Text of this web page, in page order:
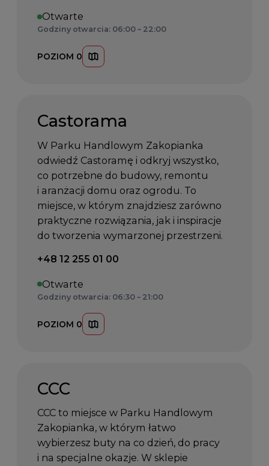
Otwarte
Godziny otwarcia: 06:00 – 22:00
POZIOM 0
Castorama
W Parku Handlowym Zakopianka
odwiedź Castoramę i odkryj wszystko,
co potrzebne do budowy, remontu
i aranżacji domu oraz ogrodu. To
miejsce, w którym znajdziesz zarówno
praktyczne rozwiązania, jak i inspiracje
do tworzenia wymarzonej przestrzeni.
Telefon kontaktowy:
+48 12 255 01 00
Otwarte
Godziny otwarcia: 06:30 – 21:00
POZIOM 0
CCC
CCC to miejsce w Parku Handlowym
Zakopianka, w którym łatwo
wybierzesz buty na co dzień, do pracy
i na specjalne okazje. W sklepie